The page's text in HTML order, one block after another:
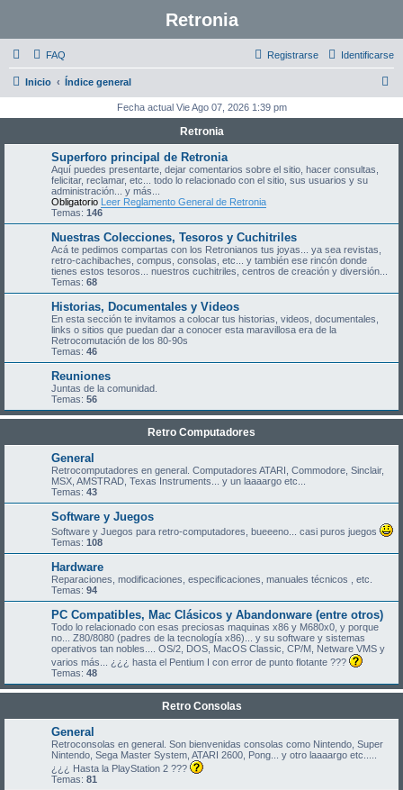
Retronia
FAQ Identificarse
Registrarse
Inicio Índice general
c
Fecha actual Vie Ago 07, 2026 1:39 pm
Retronia
Superforo principal de Retronia
Aquí puedes presentarte, dejar comentarios sobre el sitio, hacer consultas,
felicitar, reclamar, etc... todo lo relacionado con el sitio, sus usuarios y su
administración... y más...
Obligatorio Leer Reglamento General de Retronia
Temas: 146
Nuestras Colecciones, Tesoros y Cuchitriles
Acá te pedimos compartas con los Retronianos tus joyas... ya sea revistas,
retro-cachibaches, compus, consolas, etc... y también ese rincón donde
tienes estos tesoros... nuestros cuchitriles, centros de creación y diversión...
Temas: 68
Historias, Documentales y Videos
En esta sección te invitamos a colocar tus historias, videos, documentales,
links o sitios que puedan dar a conocer esta maravillosa era de la
Retrocomutación de los 80-90s
Temas: 46
Reuniones
Juntas de la comunidad.
Temas: 56
Retro Computadores
General
Retrocomputadores en general. Computadores ATARI, Commodore, Sinclair,
MSX, AMSTRAD, Texas Instruments... y un laaaargo etc...
Temas: 43
Software y Juegos
Software y Juegos para retro-computadores, bueeeno... casi puros juegos
Temas: 108
Hardware
Reparaciones, modificaciones, especificaciones, manuales técnicos , etc.
Temas: 94
PC Compatibles, Mac Clásicos y Abandonware (entre otros)
Todo lo relacionado con esas preciosas maquinas x86 y M680x0, y porque
no... Z80/8080 (padres de la tecnología x86)... y su software y sistemas
operativos tan nobles.... OS/2, DOS, MacOS Classic, CP/M, Netware VMS y
varios más... ¿¿¿ hasta el Pentium I con error de punto flotante ???
Temas: 48
Retro Consolas
General
Retroconsolas en general. Son bienvenidas consolas como Nintendo, Super
Nintendo, Sega Master System, ATARI 2600, Pong... y otro laaaargo etc.....
¿¿¿ Hasta la PlayStation 2 ???
Temas: 81